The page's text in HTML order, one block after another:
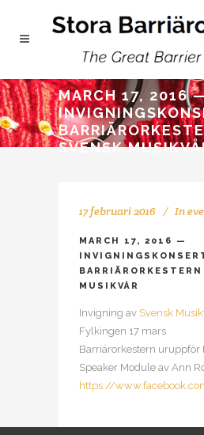
MARCH 17, 2016
SVENSK
17 februari 2016 In
MARCH 17, 2016 —
MUSIKVÅR
Invigning av Svensk
Fylkingen 17 mars
Barriärorkestern uruppför
Speaker Module av Ann
https://